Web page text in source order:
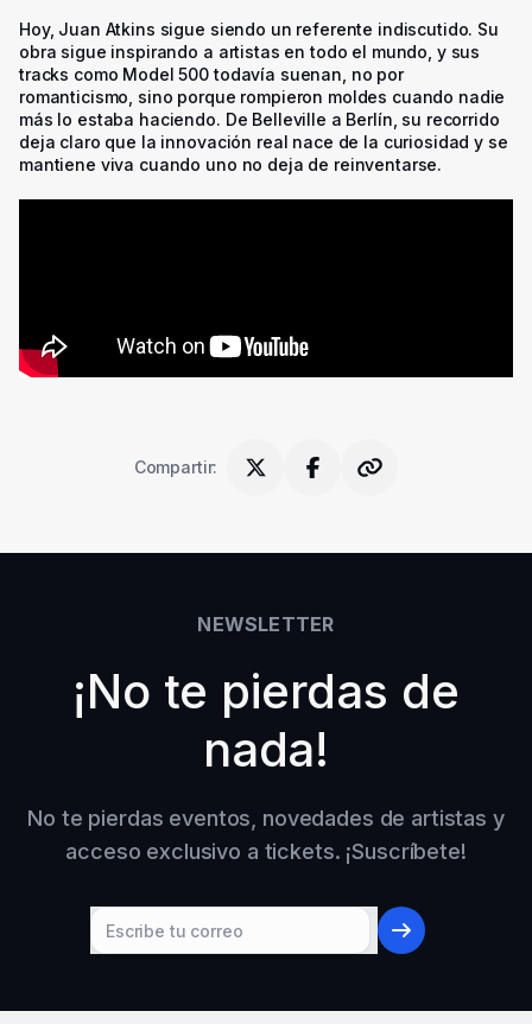
Hoy, Juan Atkins sigue siendo un referente indiscutido. Su
obra sigue inspirando a artistas en todo el mundo, y sus
tracks como Model 500 todavía suenan, no por
romanticismo, sino porque rompieron moldes cuando nadie
más lo estaba haciendo. De Belleville a Berlín, su recorrido
deja claro que la innovación real nace de la curiosidad y se
mantiene viva cuando uno no deja de reinventarse.
Compartir:
NEWSLETTER
¡No te pierdas de
nada!
No te pierdas eventos, novedades de artistas y
acceso exclusivo a tickets. ¡Suscríbete!